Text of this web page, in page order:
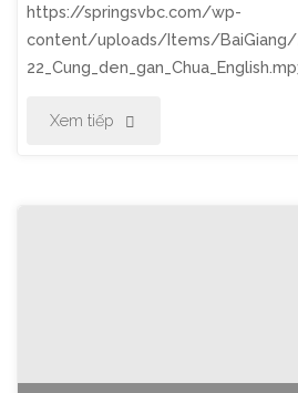
https://springsvbc.com/wp-
content/uploads/Items/
Xem tiếp "Thờ